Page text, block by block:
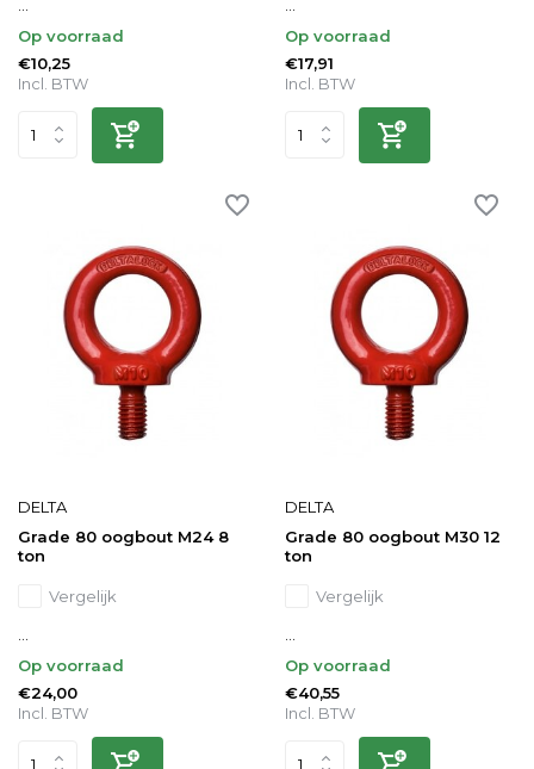
Op voorraad
€10,25
Incl. BTW
Op voorraad
€17,91
Incl. BTW
DELTA
Grade 80 oogbout M24 8
ton
Vergelijk
Op voorraad
€24,00
Incl. BTW
DELTA
Grade 80 oogbout M30 12
ton
Vergelijk
Op voorraad
€40,55
Incl. BTW